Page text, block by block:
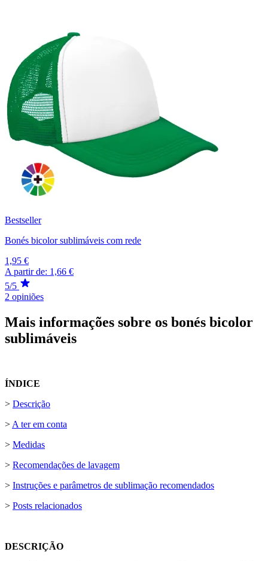
Bestseller
Bonés bicolor sublimáveis com rede
1,95 €
A partir de: 1,66 €
5/5
2 opiniões
Mais informações sobre os bonés bicolor
sublimáveis
ÍNDICE
> Descrição
>A ter em conta
> Medidas
> Recomendações de lavagem
> Instruções e parâmetros de sublimação recomendados
> Posts relacionados
DESCRIÇÃO